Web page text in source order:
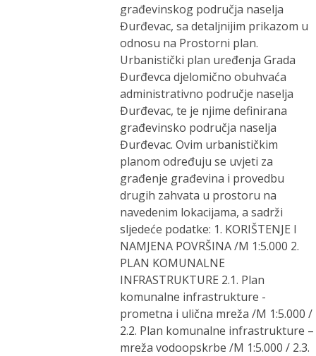
građevinskog područja naselja
Đurđevac, sa detaljnijim prikazom u
odnosu na Prostorni plan.
Urbanistički plan uređenja Grada
Đurđevca djelomično obuhvaća
administrativno područje naselja
Đurđevac, te je njime definirana
građevinsko područja naselja
Đurđevac. Ovim urbanističkim
planom određuju se uvjeti za
građenje građevina i provedbu
drugih zahvata u prostoru na
navedenim lokacijama, a sadrži
sljedeće podatke: 1. KORIŠTENJE I
NAMJENA POVRŠINA /M 1:5.000 2.
PLAN KOMUNALNE
INFRASTRUKTURE 2.1. Plan
komunalne infrastrukture -
prometna i ulična mreža /M 1:5.000 /
2.2. Plan komunalne infrastrukture –
mreža vodoopskrbe /M 1:5.000 / 2.3.